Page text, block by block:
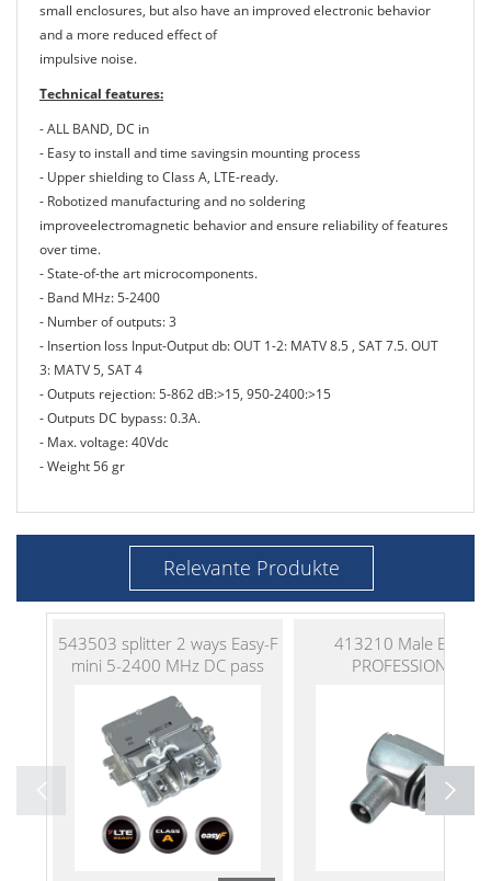
small enclosures, but also have an improved electronic behavior
and a more reduced effect of
impulsive noise.
Technical features:
- ALL BAND, DC in
- Easy to install and time savingsin mounting process
- Upper shielding to Class A, LTE-ready.
- Robotized manufacturing and no soldering
improveelectromagnetic behavior and ensure reliability of features
over time.
- State-of-the art microcomponents.
- Band MHz: 5-2400
- Number of outputs: 3
- Insertion loss Input-Output db: OUT 1-2: MATV 8.5 , SAT 7.5. OUT
3: MATV 5, SAT 4
- Outputs rejection: 5-862 dB:>15, 950-2400:>15
- Outputs DC bypass: 0.3A.
- Max. voltage: 40Vdc
- Weight 56 gr
Relevante Produkte
543503 splitter 2 ways Easy-F
mini 5-2400 MHz DC pass
413210 Male Easy-F
PROFESSIONAL